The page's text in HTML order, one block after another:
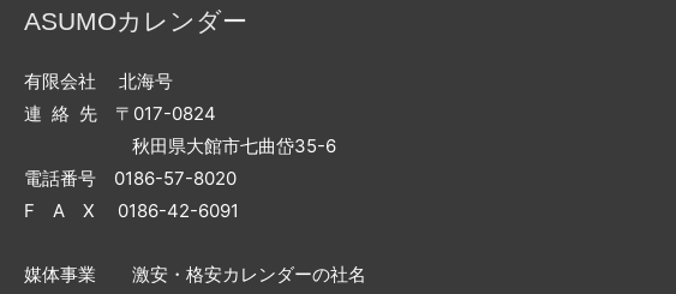
ASUMOカレンダー
有限会社 北海号
連 絡 先 〒017-0824
秋田県大館市七曲岱35-6
電話番号 0186-57-8020
F A X 0186-42-6091
媒体事業 激安・格安カレンダーの社名